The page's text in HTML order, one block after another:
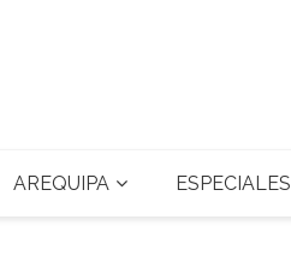
AREQUIPA ESPECIALES